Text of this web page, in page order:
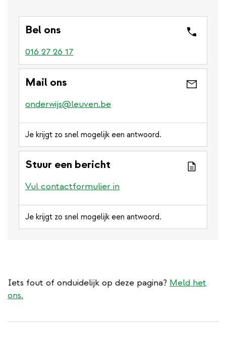
Bel ons
016 27 26 17
Mail ons
onderwijs@leuven.be
Je krijgt zo snel mogelijk een antwoord.
Stuur een bericht
Vul contactformulier in
Je krijgt zo snel mogelijk een antwoord.
Iets fout of onduidelijk op deze pagina? Meld het
ons.